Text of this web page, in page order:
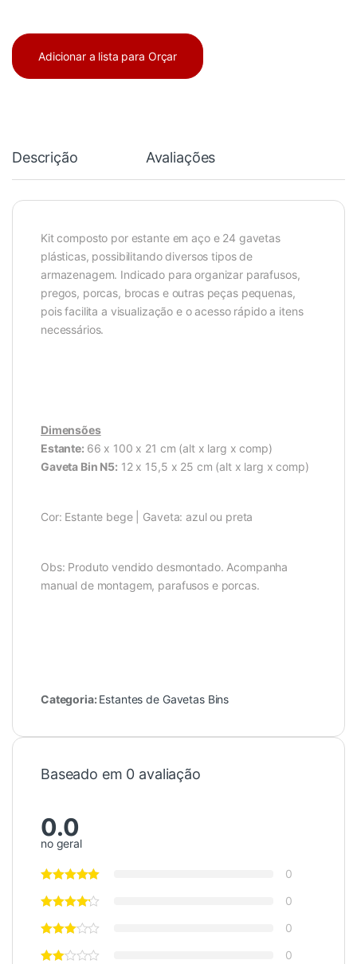
Adicionar a lista para Orçar
Descrição Avaliações
Kit composto por estante em aço e 24 gavetas
plásticas, possibilitando diversos tipos de
armazenagem. Indicado para organizar parafusos,
pregos, porcas, brocas e outras peças pequenas,
pois facilita a visualização e o acesso rápido a itens
necessários.
Dimensões
Estante: 66 x 100 x 21 cm (alt x larg x comp)
Gaveta Bin N5: 12 x 15,5 x 25 cm (alt x larg x comp)
Cor: Estante bege | Gaveta: azul ou preta
Obs: Produto vendido desmontado. Acompanha
manual de montagem, parafusos e porcas.
Categoria: Estantes de Gavetas Bins
Baseado em 0 avaliação
0.0
no geral
0
0
0
0